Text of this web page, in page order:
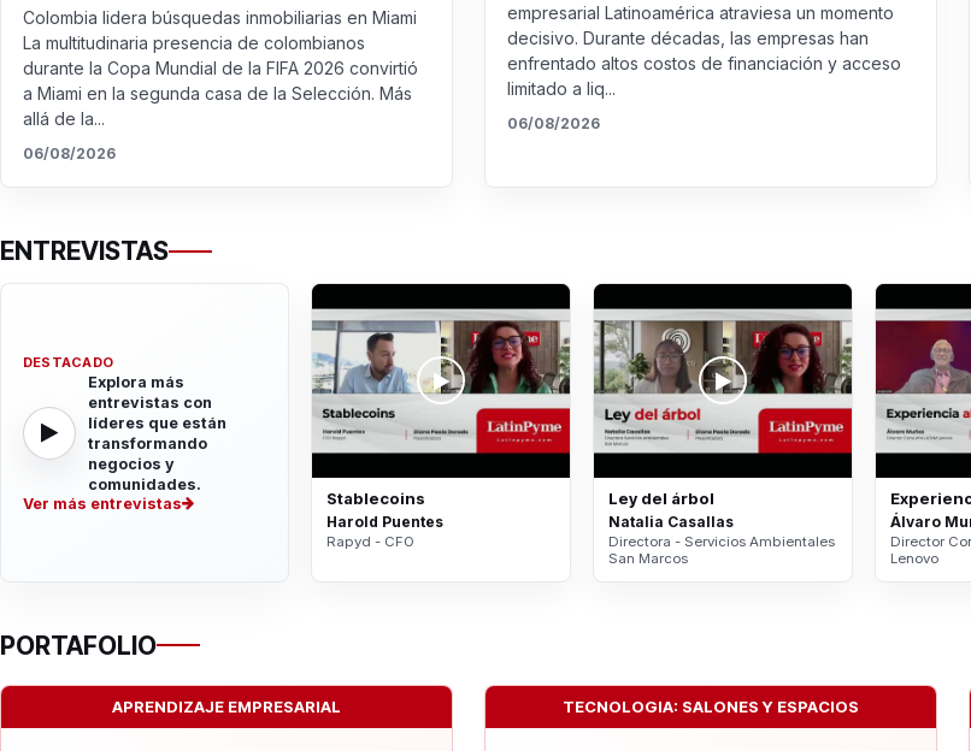
Colombia lidera búsquedas inmobiliarias en Miami
La multitudinaria presencia de colombianos
durante la Copa Mundial de la FIFA 2026 convirtió
a Miami en la segunda casa de la Selección. Más
allá de la...
06/08/2026
empresarial Latinoamérica atraviesa un momento
decisivo. Durante décadas, las empresas han
enfrentado altos costos de financiación y acceso
limitado a liq...
06/08/2026
ENTREVISTAS
DESTACADO
Explora más
entrevistas con
líderes que están
transformando
negocios y
comunidades.
Ver más entrevistas
Stablecoins
Harold Puentes
Rapyd - CFO
Ley del árbol
Natalia Casallas
Directora - Servicios Ambientales
San Marcos
Álvaro
Director
Lenovo
PORTAFOLIO
APRENDIZAJE EMPRESARIAL TECNOLOGIA: SALONES Y ESPACIOS